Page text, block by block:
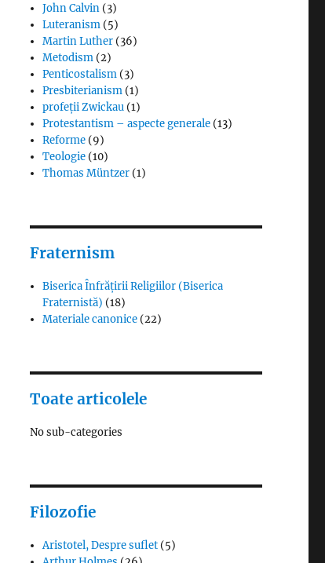
John Calvin (3)
Luteranism (5)
Martin Luther (36)
Metodism (2)
Penticostalism (3)
Presbiterianism (1)
profeții Zwickau (1)
Protestantism – aspecte generale (13)
Reforme (9)
Teologie (10)
Thomas Müntzer (1)
Fraternism
Biserica Înfrățirii Religiilor (Biserica
Fraternistă) (18)
Materiale canonice (22)
Toate articolele
No sub-categories
Filozofie
Aristotel, Despre suflet (5)